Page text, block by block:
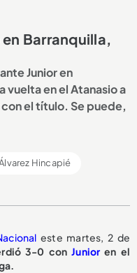
Barranquilla,
Junior en
vuelta en el Atanasio a
el título. Se puede,
Hincapié
este martes, 2 de
3-0 conJunioren el